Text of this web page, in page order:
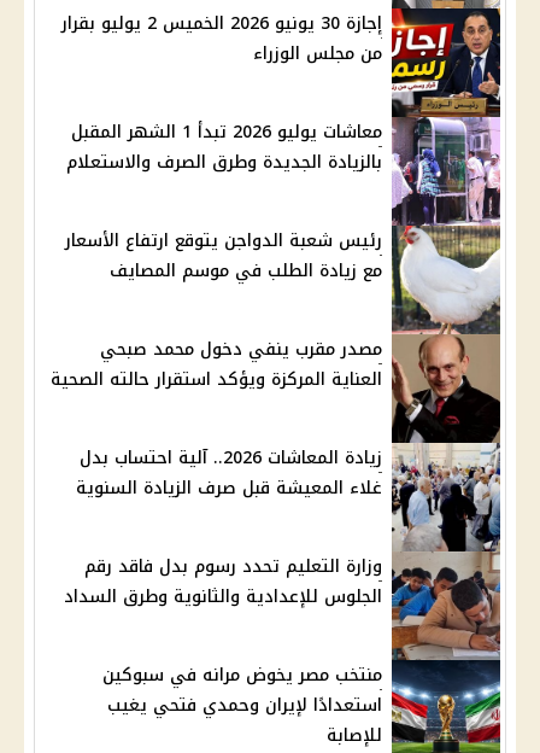
إجازة 30 يونيو 2026 الخميس 2 يوليو بقرار
من مجلس الوزراء
معاشات يوليو 2026 تبدأ 1 الشهر المقبل
بالزيادة الجديدة وطرق الصرف والاستعلام
رئيس شعبة الدواجن يتوقع ارتفاع الأسعار
مع زيادة الطلب في موسم المصايف
مصدر مقرب ينفي دخول محمد صبحي
العناية المركزة ويؤكد استقرار حالته الصحية
زيادة المعاشات 2026.. آلية احتساب بدل
غلاء المعيشة قبل صرف الزيادة السنوية
وزارة التعليم تحدد رسوم بدل فاقد رقم
الجلوس للإعدادية والثانوية وطرق السداد
منتخب مصر يخوض مرانه في سبوكين
استعدادًا لإيران وحمدي فتحي يغيب
للإصابة